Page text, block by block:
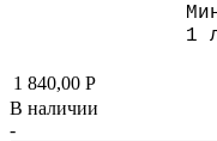
1
1 840,00 Р
В наличии
-